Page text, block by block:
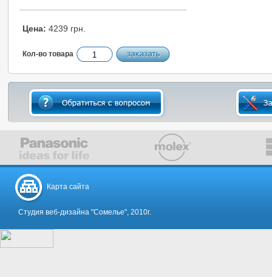
Цена: 4239 грн.
Кол-во товара
Карта сайта
Студия веб-дизайна "Сомелье", 2010г.